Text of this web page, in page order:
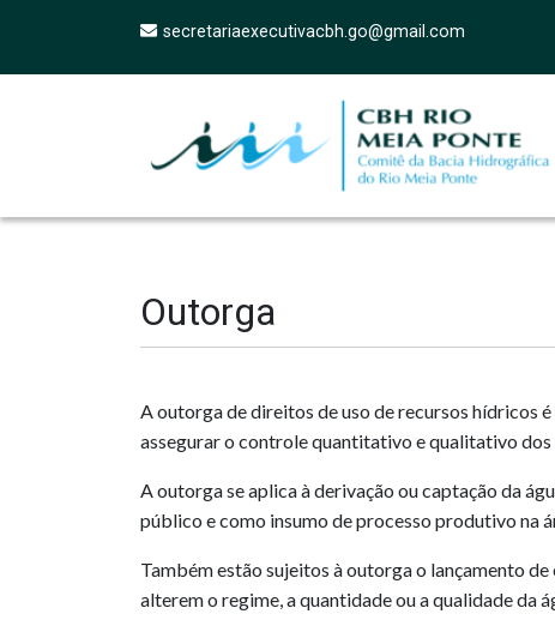
secretariaexecutivacbh.go@gmail.com
Outorga
A outorga de direitos de uso de recursos hídricos
assegurar o controle quantitativo e qualitativo dos
A outorga se aplica à derivação ou captação da
público e como insumo de processo produtivo na
Também estão sujeitos à outorga o lançamento de
alterem o regime, a quantidade ou a qualidade da